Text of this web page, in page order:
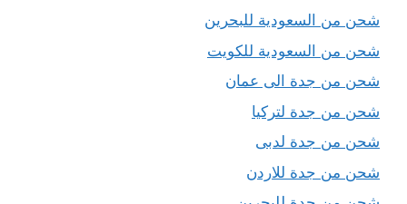
شحن من السعودية للبحرين
شحن من السعودية للكويت
شحن من جدة الى عمان
شحن من جدة لتركيا
شحن من جدة لدبى
شحن من جدة للاردن